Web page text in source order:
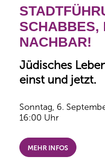
SCHABBES,
NACHBAR!
Jüdisches
einst und jetzt.
Sonntag, 6.
16:00 Uhr
MEHR INFOS